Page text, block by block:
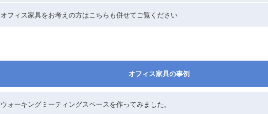
オフィス家具をお考えの方はこちらも併せてご覧ください
オフィス家具の事例
ウォーキングミーティングスペースを作ってみました。